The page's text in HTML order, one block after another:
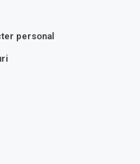
personal